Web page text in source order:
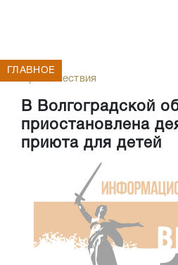
Происшествия
В Волгоградской
приостановлена
приюта для детей
ГЛАВНОЕ